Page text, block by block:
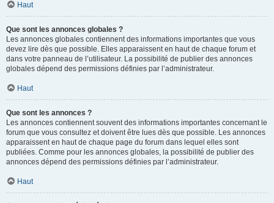
Haut
Que sont les annonces globales ?
Les annonces globales contiennent des informations importantes que vous
devez lire dès que possible. Elles apparaissent en haut de chaque forum et
dans votre panneau de l’utilisateur. La possibilité de publier des annonces
globales dépend des permissions définies par l’administrateur.
Haut
Que sont les annonces ?
Les annonces contiennent souvent des informations importantes concernant le
forum que vous consultez et doivent être lues dès que possible. Les annonces
apparaissent en haut de chaque page du forum dans lequel elles sont
publiées. Comme pour les annonces globales, la possibilité de publier des
annonces dépend des permissions définies par l’administrateur.
Haut